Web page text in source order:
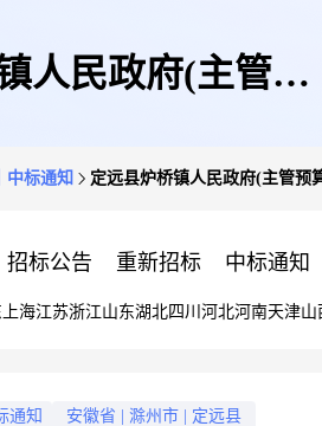
人民政府(主管预
中标通知 定远县炉桥镇人民政府(主管预
招标公告 重新招标 中标通知
上海江苏浙江山东湖北四川 河北河南天津山
通知 安徽省 滁州市 定远县